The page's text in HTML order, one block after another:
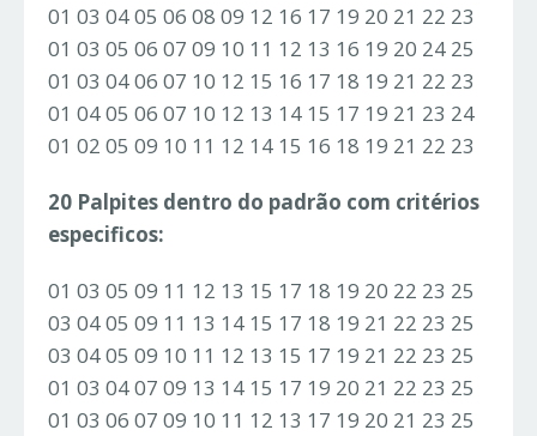
01 03 04 05 06 08 09 12 16 17 19 20 21 22 23
01 03 05 06 07 09 10 11 12 13 16 19 20 24 25
01 03 04 06 07 10 12 15 16 17 18 19 21 22 23
01 04 05 06 07 10 12 13 14 15 17 19 21 23 24
01 02 05 09 10 11 12 14 15 16 18 19 21 22 23
20 Palpites dentro do padrão com critérios
especificos:
01 03 05 09 11 12 13 15 17 18 19 20 22 23 25
03 04 05 09 11 13 14 15 17 18 19 21 22 23 25
03 04 05 09 10 11 12 13 15 17 19 21 22 23 25
01 03 04 07 09 13 14 15 17 19 20 21 22 23 25
01 03 06 07 09 10 11 12 13 17 19 20 21 23 25